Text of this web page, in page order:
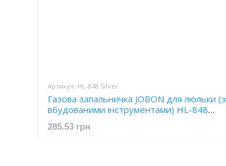
Артикул: HL-848 Silver
Газова запальничка JOBON для люльки (з
вбудованими інструментами) HL-848
Silver
285.53 грн